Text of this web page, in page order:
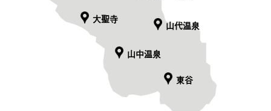
大聖寺
山代温泉
山中温泉
東谷